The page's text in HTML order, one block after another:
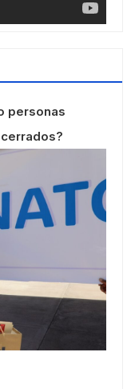
personas